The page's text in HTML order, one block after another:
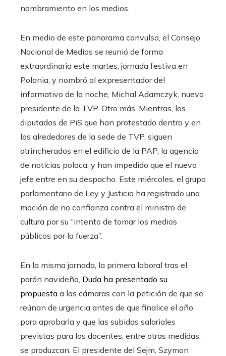
nombramiento en los medios.
En medio de este panorama convulso, el Consejo
Nacional de Medios se reunió de forma
extraordinaria este martes, jornada festiva en
Polonia, y nombró al expresentador del
informativo de la noche, Michal Adamczyk, nuevo
presidente de la TVP. Otro más. Mientras, los
diputados de PiS que han protestado dentro y en
los alrededores de la sede de TVP, siguen
atrincherados en el edificio de la PAP, la agencia
de noticias polaca, y han impedido que el nuevo
jefe entre en su despacho. Este miércoles, el grupo
parlamentario de Ley y Justicia ha registrado una
moción de no confianza contra el ministro de
cultura por su “intento de tomar los medios
públicos por la fuerza”.
En la misma jornada, la primera laboral tras el
parón navideño, Duda ha presentado su
propuesta a las cámaras con la petición de que se
reúnan de urgencia antes de que finalice el año
para aprobarla y que las subidas salariales
previstas para los docentes, entre otras medidas,
se produzcan. El presidente del Sejm, Szymon